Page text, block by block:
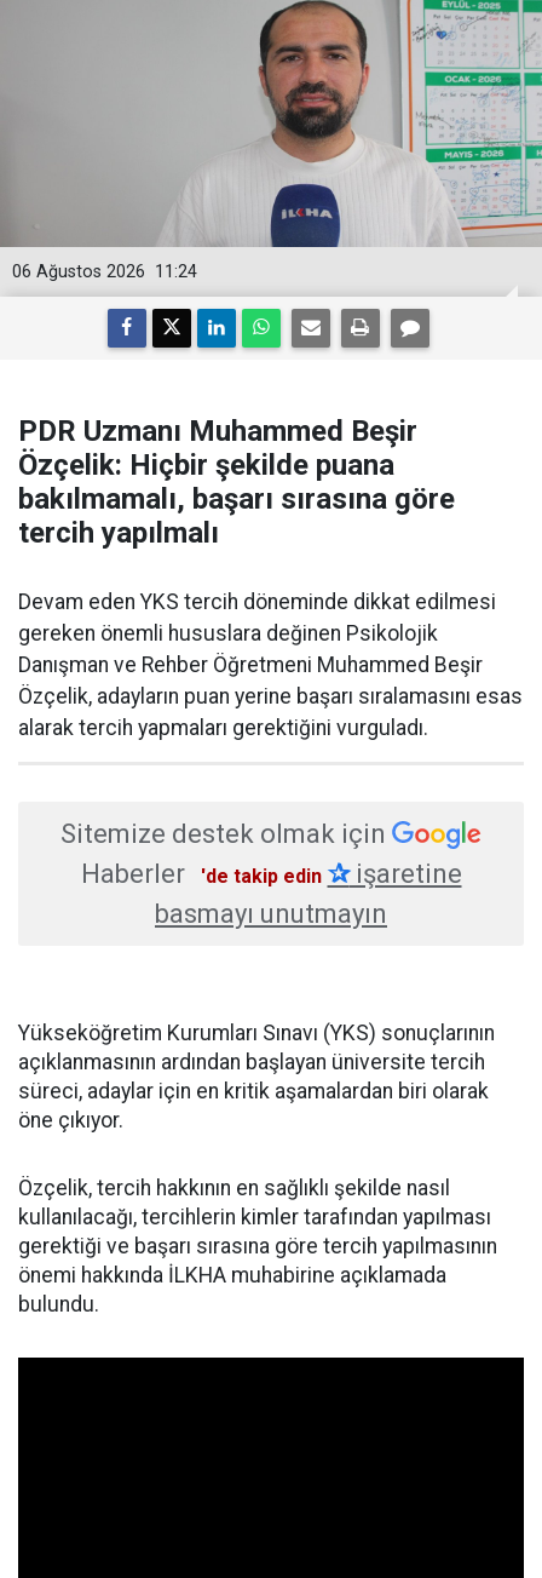
11:24
06 Ağustos 2026
PDR Uzmanı Muhammed Beşir
Özçelik: Hiçbir şekilde puana
bakılmamalı, başarı sırasına göre
tercih yapılmalı
Devam eden YKS tercih döneminde dikkat edilmesi
gereken önemli hususlara değinen Psikolojik
Danışman ve Rehber Öğretmeni Muhammed Beşir
Özçelik, adayların puan yerine başarı sıralamasını esas
alarak tercih yapmaları gerektiğini vurguladı.
Sitemize destek olmak için
Haberler
'de takip edin ✰işaretine
basmayı unutmayın
Yükseköğretim Kurumları Sınavı (YKS) sonuçlarının
açıklanmasının ardından başlayan üniversite tercih
süreci, adaylar için en kritik aşamalardan biri olarak
öne çıkıyor.
Özçelik, tercih hakkının en sağlıklı şekilde nasıl
kullanılacağı, tercihlerin kimler tarafından yapılması
gerektiği ve başarı sırasına göre tercih yapılmasının
önemi hakkında İLKHA muhabirine açıklamada
bulundu.